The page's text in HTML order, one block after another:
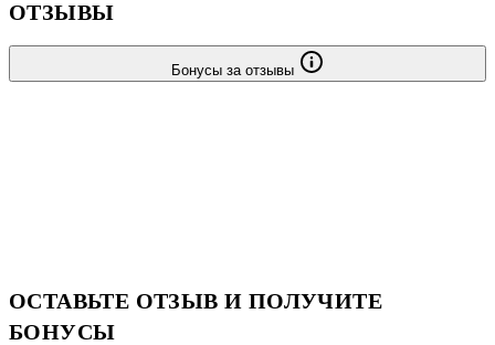
ОТЗЫВЫ
Бонусы за отзывы
ОСТАВЬТЕ ОТЗЫВ И ПОЛУЧИТЕ
БОНУСЫ